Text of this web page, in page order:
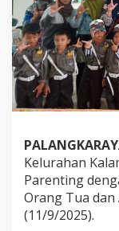
Kelurahan
Parenting
Orang Tua dan
(11/9/2025).